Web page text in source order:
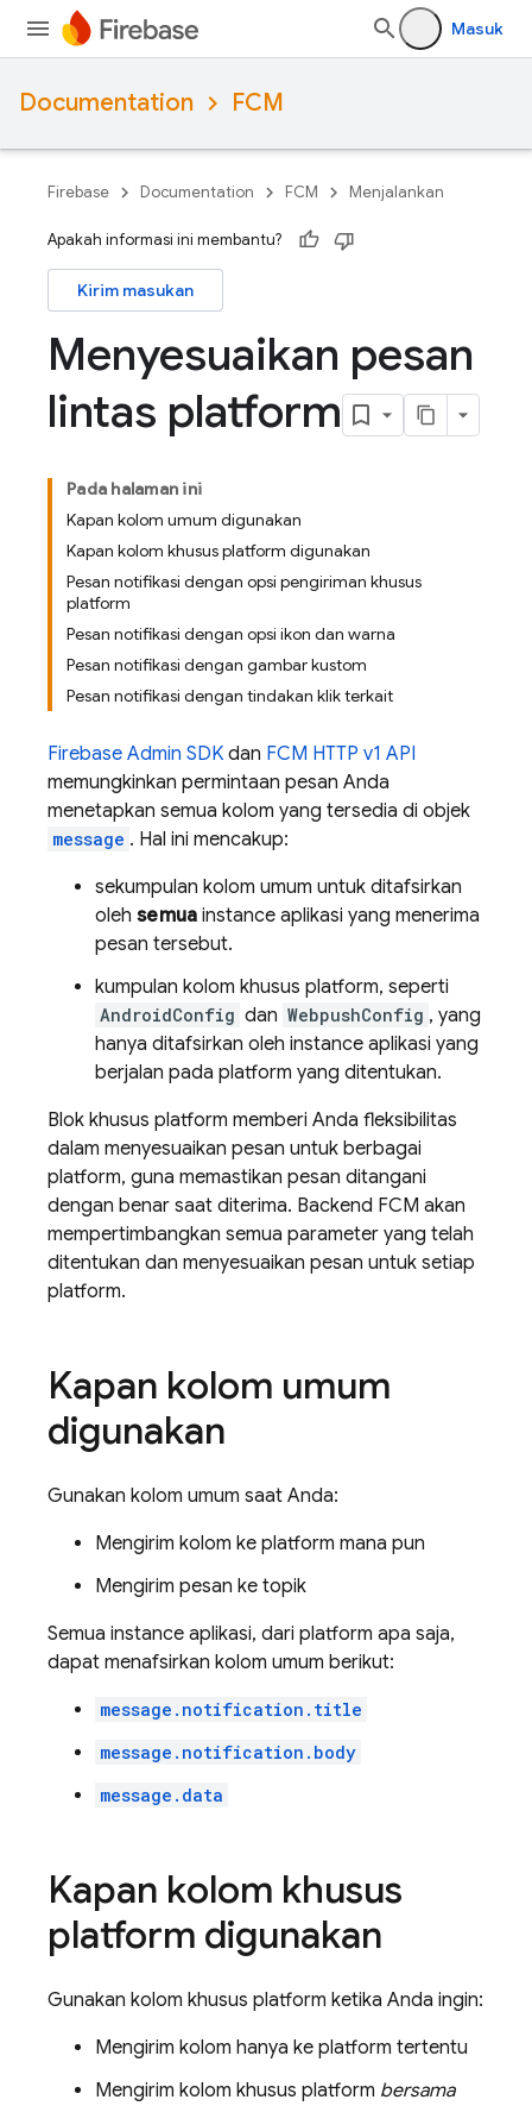
Masuk
Documentation FCM
Firebase Documentation FCM Menjalankan
Apakah informasi ini membantu?
Kirim masukan
Menyesuaikan pesan
lintas platform
Pada halaman ini
Kapan kolom umum digunakan
Kapan kolom khusus platform digunakan
Pesan notifikasi dengan opsi pengiriman khusus
platform
Pesan notifikasi dengan opsi ikon dan warna
Pesan notifikasi dengan gambar kustom
Pesan notifikasi dengan tindakan klik terkait
Firebase Admin SDK dan FCM HTTP v1 API
memungkinkan permintaan pesan Anda
menetapkan semua kolom yang tersedia di objek
message . Hal ini mencakup:
sekumpulan kolom umum untuk ditafsirkan
oleh semua instance aplikasi yang menerima
pesan tersebut.
kumpulan kolom khusus platform, seperti
AndroidConfig dan WebpushConfig , yang
hanya ditafsirkan oleh instance aplikasi yang
berjalan pada platform yang ditentukan.
Blok khusus platform memberi Anda fleksibilitas
dalam menyesuaikan pesan untuk berbagai
platform, guna memastikan pesan ditangani
dengan benar saat diterima. Backend FCM akan
mempertimbangkan semua parameter yang telah
ditentukan dan menyesuaikan pesan untuk setiap
platform.
Kapan kolom umum
digunakan
Gunakan kolom umum saat Anda:
Mengirim kolom ke platform mana pun
Mengirim pesan ke topik
Semua instance aplikasi, dari platform apa saja,
dapat menafsirkan kolom umum berikut:
message.notification.title
message.notification.body
message.data
Kapan kolom khusus
platform digunakan
Gunakan kolom khusus platform ketika Anda ingin:
Mengirim kolom hanya ke platform tertentu
Mengirim kolom khusus platform bersama